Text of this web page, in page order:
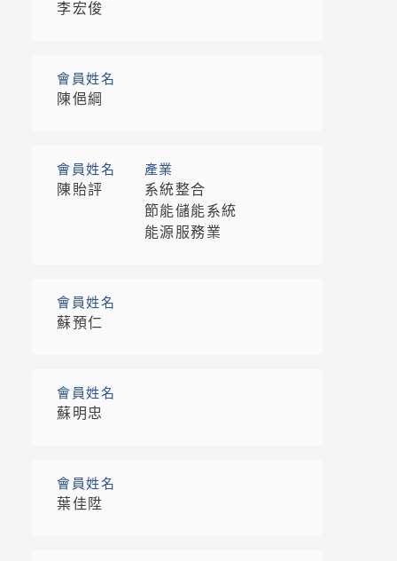
李宏俊
會員姓名
陳俋綱
會員姓名
陳貽評
產業
系統整合
節能儲能系統
能源服務業
會員姓名
蘇預仁
會員姓名
蘇明忠
會員姓名
葉佳陞